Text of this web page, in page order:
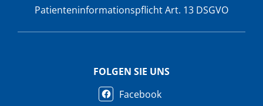
Patienteninformationspflicht Art. 13 DSGVO
FOLGEN SIE UNS
Facebook